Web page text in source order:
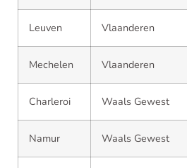
Leuven Vlaanderen
Mechelen Vlaanderen
Charleroi Waals Gewest
Namur Waals Gewest